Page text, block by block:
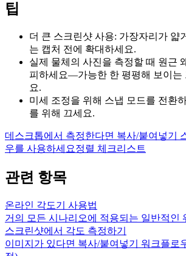
팁
더 큰 스크린샷 사용: 가장자리가 얇
는 캡처 전에 확대하세요.
실제 물체의 사진을 측정할 때 원근
피하세요—가능한 한 평평해 보이는
요.
미세 조정을 위해 스냅 모드를 전환
를 위해 끄세요.
데스크톱에서 측정한다면 복사/붙여넣기
우를 사용하세요정렬 체크리스트
관련 항목
온라인 각도기 사용법
거의 모든 시나리오에 적용되는 일반적인
스크린샷에서 각도 측정하기
이미지가 있다면 복사/붙여넣기 워크플로